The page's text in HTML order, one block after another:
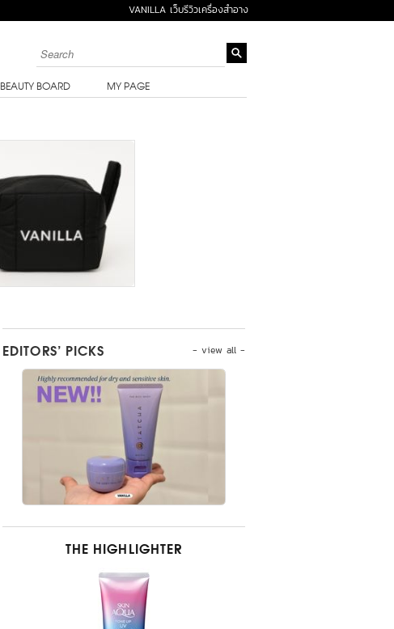
VANILLA เว็บรีวิวเครื่องสำอาง
BEAUTY BOARD MY PAGE
- view all -
EDITORS’ PICKS
THE HIGHLIGHTER